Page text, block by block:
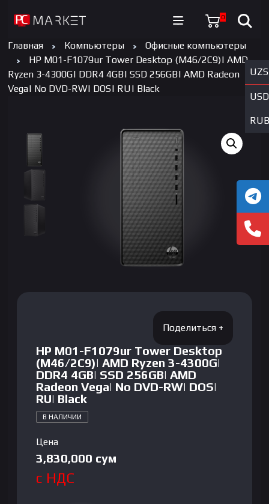
0
UZS
USD
RUB
Главная Компьютеры
Офисные компьютеры
HP M01-F1079ur Tower Desktop (M46/2C9)| AMD
Ryzen 3-4300G| DDR4 4GB| SSD 256GB| AMD Radeon
Vega| No DVD-RW| DOS| RU| Black
HP M01-F1079ur Tower Desktop
(M46/2C9)| AMD Ryzen 3-4300G|
DDR4 4GB| SSD 256GB| AMD
Radeon Vega| No DVD-RW| DOS|
RU| Black
В НАЛИЧИИ
Цена
3,830,000 сум
с НДС